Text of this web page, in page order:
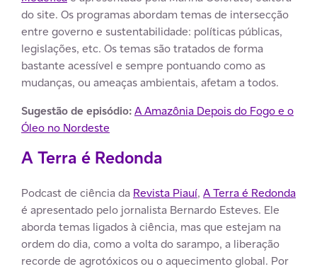
do site. Os programas abordam temas de intersecção
entre governo e sustentabilidade: políticas públicas,
legislações, etc. Os temas são tratados de forma
bastante acessível e sempre pontuando como as
mudanças, ou ameaças ambientais, afetam a todos.
Sugestão de episódio:A Amazônia Depois do Fogo e o
Óleo no Nordeste
A Terra é Redonda
Podcast de ciência da Revista Piauí, A Terra é Redonda
é apresentado pelo jornalista Bernardo Esteves. Ele
aborda temas ligados à ciência, mas que estejam na
ordem do dia, como a volta do sarampo, a liberação
recorde de agrotóxicos ou o aquecimento global. Por